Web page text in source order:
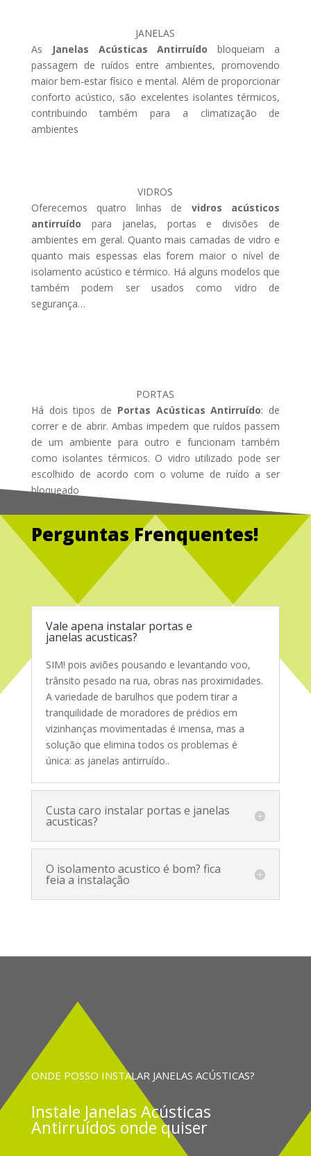
JANELAS
As
Janelas Acústicas Antirruído
bloqueiam a
passagem de ruídos entre ambientes, promovendo
maior bem-estar físico e mental. Além de proporcionar
conforto acústico, são excelentes isolantes térmicos,
contribuindo também para a climatização de
ambientes
VIDROS
Oferecemos quatro linhas de
vidros acústicos
antirruído
para janelas, portas e divisões de
ambientes em geral. Quanto mais camadas de vidro e
quanto mais espessas elas forem maior o nível de
isolamento acústico e térmico. Há alguns modelos que
também podem ser usados como vidro de
segurança…
PORTAS
Há dois tipos de Portas Acústicas Antirruído: de
correr e de abrir. Ambas impedem que ruídos passem
de um ambiente para outro e funcionam também
como isolantes térmicos. O vidro utilizado pode ser
escolhido de acordo com o volume de ruído a ser
bloqueado
Perguntas Frenquentes!
Service Glass
Vale apena instalar portas e
janelas acusticas?
SIM! pois aviões pousando e levantando voo,
trânsito pesado na rua, obras nas proximidades.
A variedade de barulhos que podem tirar a
tranquilidade de moradores de prédios em
vizinhanças movimentadas é imensa, mas a
solução que elimina todos os problemas é
única: as janelas antirruído..
Custa caro instalar portas e janelas
acusticas?
O isolamento acustico é bom? fica
feia a instalação
ONDE POSSO INSTALAR JANELAS ACÚSTICAS?
Instale Janelas Acústicas
Antirruídos onde quiser